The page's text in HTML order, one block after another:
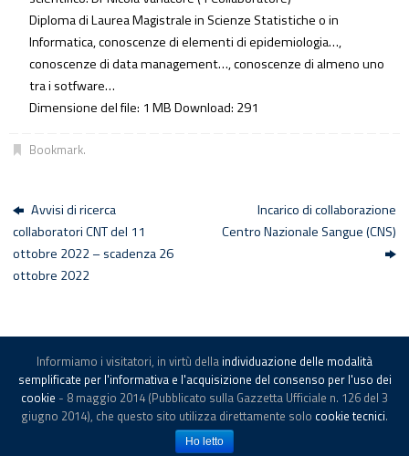
Diploma di Laurea Magistrale in Scienze Statistiche o in
Informatica, conoscenze di elementi di epidemiologia…,
conoscenze di data management…, conoscenze di almeno uno
tra i sotfware…
Dimensione del file: 1 MBDownload: 291
Bookmark.
Avvisi di ricerca
collaboratori CNT del 11
ottobre 2022 – scadenza 26
ottobre 2022
Incarico di collaborazione
Centro Nazionale Sangue (CNS)
© -Istituto Superiore di Sanità-Note legali
Powered by
Informiamo i visitatori, in virtù della individuazione delle modalità
semplificate per l'informativa e l'acquisizione del consenso per l'uso dei
cookie - 8 maggio 2014 (Pubblicato sulla Gazzetta Ufficiale n. 126 del 3
giugno 2014), che questo sito utilizza direttamente solo cookie tecnici.
Ho letto